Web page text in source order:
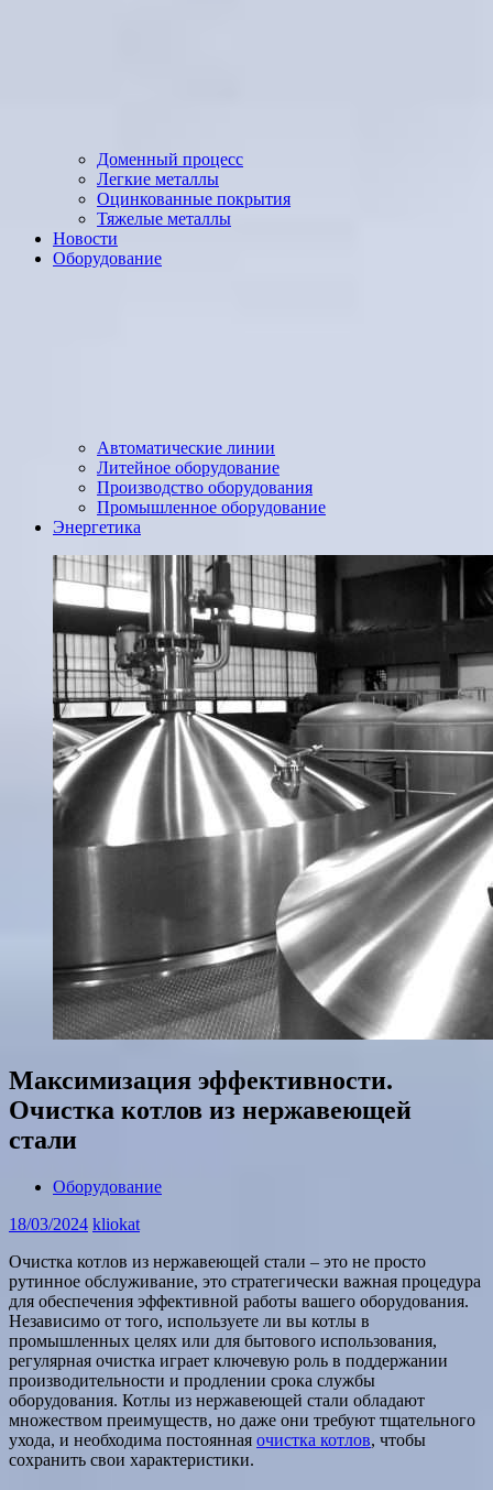
Доменный процесс
Легкие металлы
Оцинкованные покрытия
Тяжелые металлы
Новости
Оборудование
Автоматические линии
Литейное оборудование
Производство оборудования
Промышленное оборудование
Энергетика
Максимизация эффективности.
Очистка котлов из нержавеющей
стали
Оборудование
18/03/2024 kliokat
Очистка котлов из нержавеющей стали – это не просто
рутинное обслуживание, это стратегически важная процедура
для обеспечения эффективной работы вашего оборудования.
Независимо от того, используете ли вы котлы в
промышленных целях или для бытового использования,
регулярная очистка играет ключевую роль в поддержании
производительности и продлении срока службы
оборудования. Котлы из нержавеющей стали обладают
множеством преимуществ, но даже они требуют тщательного
ухода, и необходима постоянная очистка котлов, чтобы
сохранить свои характеристики.